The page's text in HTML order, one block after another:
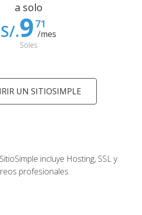
a solo
S/.971
/mes
Soles
UN SITIOSIMPLE
incluye Hosting, SSL y
profesionales.